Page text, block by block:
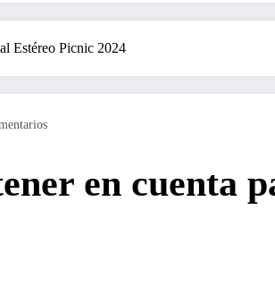
Estéreo Picnic 2024
en cuenta